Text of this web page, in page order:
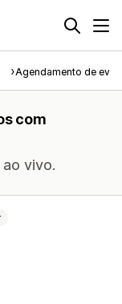
Agendamento de
com
vivo.